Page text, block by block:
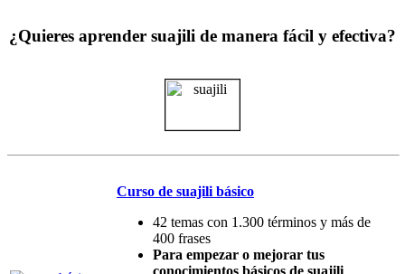
¿Quieres aprender suajili de manera fácil y efectiva?
Curso de suajili básico
42 temas con 1.300 términos y más de
400 frases
Para empezar o mejorar tus